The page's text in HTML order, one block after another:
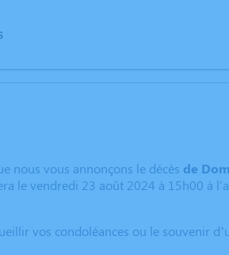
nous vous annonçons le décès de
le vendredi 23 août 2024 à 15h00 à
vos condoléances ou le souvenir